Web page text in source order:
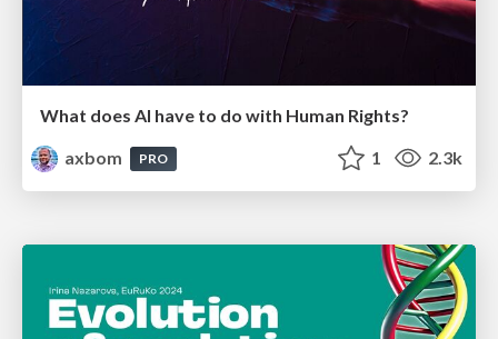
What does AI have to do with Human Rights?
axbom
PRO 1 2.3k